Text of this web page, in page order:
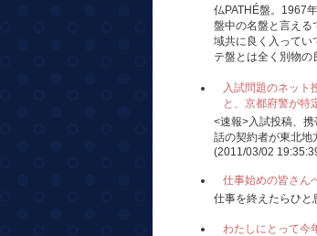
仏PATHÉ盤。1967
盤中の名盤と言える
域共に良く入ってい
テ盤とは全く別物の
入試問題のネット
と、京都府警が特
<速報>入試投稿、
話の契約者が東北
(2011/03/02
仕事始めの皆さん
仕事を終えたらひと
わたしにとって今